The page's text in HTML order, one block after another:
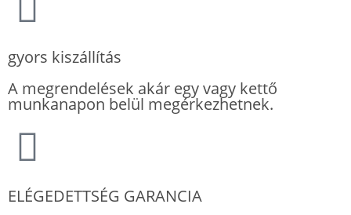
gyors kiszállítás
A megrendelések akár egy vagy kettő
munkanapon belül megérkezhetnek.
ELÉGEDETTSÉG GARANCIA